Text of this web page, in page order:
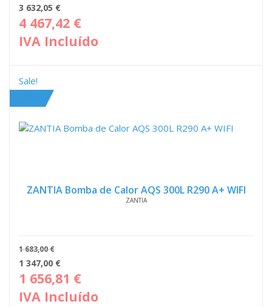
O
preço
original
era:
3 632,05 €
4 467,42 €
IVA Incluído
Sale!
ZANTIA Bomba de Calor AQS 300L R290 A+ WIFI
ZANTIA
1 683,00€
O
preço
original
era:
1 347,00 €
1 656,81 €
IVA Incluído